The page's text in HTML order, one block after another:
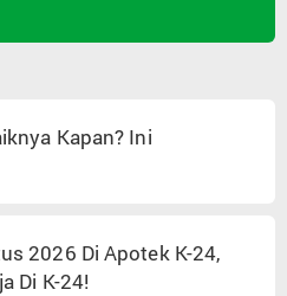
Kapan? Ini
2026 Di Apotek K-24,
Di K-24!